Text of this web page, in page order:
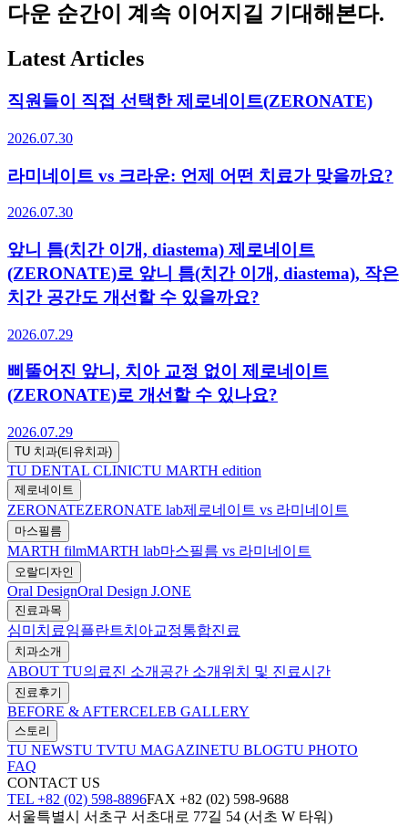
다운 순간이 계속 이어지길 기대해본다.
Latest Articles
직원들이 직접 선택한 제로네이트(ZERONATE)
2026.07.30
라미네이트 vs 크라운: 언제 어떤 치료가 맞을까요?
2026.07.30
앞니 틈(치간 이개, diastema) 제로네이트
(ZERONATE)로 앞니 틈(치간 이개, diastema), 작은
치간 공간도 개선할 수 있을까요?
2026.07.29
삐뚤어진 앞니, 치아 교정 없이 제로네이트
(ZERONATE)로 개선할 수 있나요?
2026.07.29
TU 치과(티유치과)
TU DENTAL CLINICTU MARTH edition
제로네이트
ZERONATEZERONATE lab제로네이트 vs 라미네이트
마스필름
MARTH filmMARTH lab마스필름 vs 라미네이트
오랄디자인
Oral DesignOral Design J.ONE
진료과목
심미치료임플란트치아교정통합진료
치과소개
ABOUT TU의료진 소개 공간 소개 위치 및 진료시간
진료후기
BEFORE & AFTERCELEB GALLERY
스토리
TU NEWSTU TVTU MAGAZINETU BLOGTU PHOTO
FAQ
CONTACT US
TEL +82 (02) 598-8896FAX +82 (02) 598-9688
서울특별시 서초구 서초대로 77길 54 (서초 W 타워)